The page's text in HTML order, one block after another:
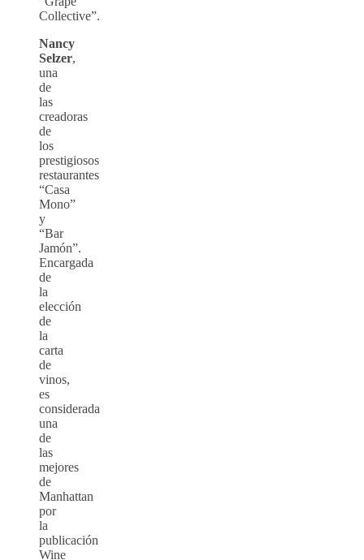
Collective”.
Nancy
Selzer,
una
de
las
creadoras
de
los
prestigiosos
restaurantes
“Casa
Mono”
y
“Bar
Jamón”.
Encargada
de
la
elección
de
la
carta
de
vinos,
es
considerada
una
de
las
mejores
de
Manhattan
por
la
publicación
Wine